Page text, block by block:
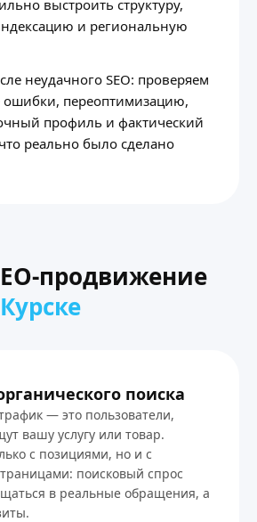
выстроить структуру,
и региональную
неудачного SEO: проверяем
ошибки, переоптимизацию,
профиль и фактический
реально было сделано
продвижение
поиска
— это пользователи,
вашу услугу или товар.
с позициями, но и с
поисковый спрос
в реальные обращения, а